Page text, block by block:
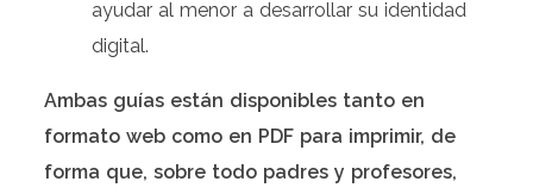
ayudar al menor a desarrollar su identidad
digital.
Ambas guías están disponibles tanto en
formato web como en PDF para imprimir, de
forma que, sobre todo padres y profesores,